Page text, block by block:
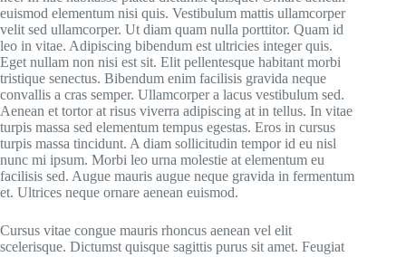
euismod elementum nisi quis. Vestibulum mattis ullamcorper
velit sed ullamcorper. Ut diam quam nulla porttitor. Quam id
leo in vitae. Adipiscing bibendum est ultricies integer quis.
Eget nullam non nisi est sit. Elit pellentesque habitant morbi
tristique senectus. Bibendum enim facilisis gravida neque
convallis a cras semper. Ullamcorper a lacus vestibulum sed.
Aenean et tortor at risus viverra adipiscing at in tellus. In vitae
turpis massa sed elementum tempus egestas. Eros in cursus
turpis massa tincidunt. A diam sollicitudin tempor id eu nisl
nunc mi ipsum. Morbi leo urna molestie at elementum eu
facilisis sed. Augue mauris augue neque gravida in fermentum
et. Ultrices neque ornare aenean euismod.
Cursus vitae congue mauris rhoncus aenean vel elit
scelerisque. Dictumst quisque sagittis purus sit amet. Feugiat